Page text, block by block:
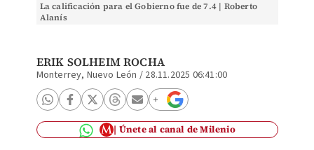
La calificación para el Gobierno fue de 7.4 | Roberto
Alanís
ERIK SOLHEIM ROCHA
Monterrey, Nuevo León / 28.11.2025 06:41:00
Únete al canal de Milenio